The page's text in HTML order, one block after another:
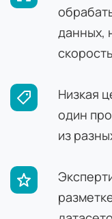
данных,
Низкая
один
из